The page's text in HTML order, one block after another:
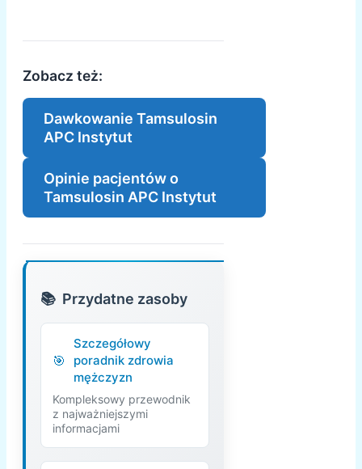
Zobacz też:
Dawkowanie Tamsulosin
APC Instytut
Opinie pacjentów o
Tamsulosin APC Instytut
Przydatne zasoby
Szczegółowy
poradnik zdrowia
mężczyzn
Kompleksowy przewodnik
z najważniejszymi
informacjami